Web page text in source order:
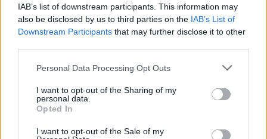
IAB’s list of downstream participants. This information may
also be disclosed by us to third parties on the IAB’s List of
Downstream Participants that may further disclose it to other
Personal Data Processing Opt Outs
I want to opt-out of the Sharing of my
personal data.
Opted In
I want to opt-out of the Sale of my
2025-01-31
Esonero dal versamento dei contributi previdenziali
per l'assunzione di giovani lavoratori ( art. 1 comma 10-15
inps
22.515 euro
2025-01-28
Esonero dal versamento dei contributi previdenziali